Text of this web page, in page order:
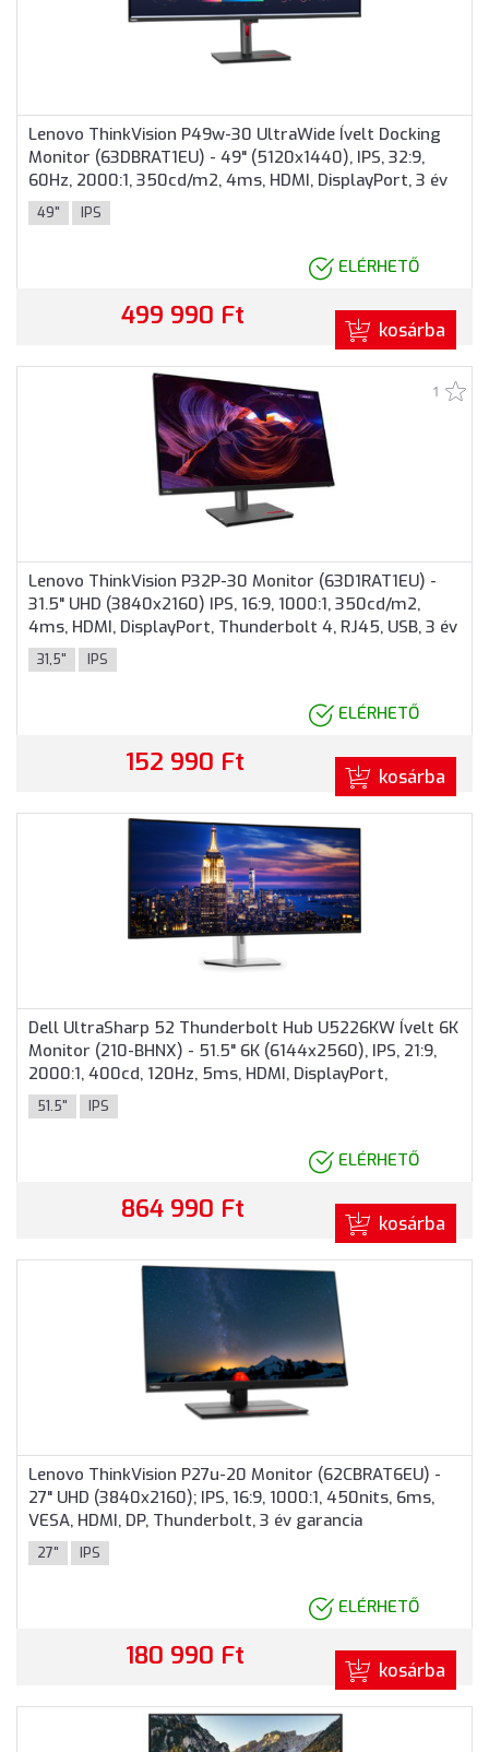
Lenovo ThinkVision P49w-30 UltraWide Ívelt Docking
Monitor (63DBRAT1EU) - 49" (5120x1440), IPS, 32:9,
60Hz, 2000:1, 350cd/m2, 4ms, HDMI, DisplayPort, 3 év
garancia, Fekete színben
49" IPS
ELÉRHETŐ
499 990 Ft kosárba
1
Lenovo ThinkVision P32P-30 Monitor (63D1RAT1EU) -
31.5" UHD (3840x2160) IPS, 16:9, 1000:1, 350cd/m2,
4ms, HDMI, DisplayPort, Thunderbolt 4, RJ45, USB, 3 év
garancia, Fekete színben
31,5" IPS
ELÉRHETŐ
152 990 Ft kosárba
Dell UltraSharp 52 Thunderbolt Hub U5226KW Ívelt 6K
Monitor (210-BHNX) - 51.5" 6K (6144x2560), IPS, 21:9,
2000:1, 400cd, 120Hz, 5ms, HDMI, DisplayPort,
Thunderbolt 4, USB, 3 év garancia, Ezüst színben
51.5" IPS
ELÉRHETŐ
864 990 Ft kosárba
Lenovo ThinkVision P27u-20 Monitor (62CBRAT6EU) -
27" UHD (3840x2160); IPS, 16:9, 1000:1, 450nits, 6ms,
VESA, HDMI, DP, Thunderbolt, 3 év garancia
27" IPS
ELÉRHETŐ
180 990 Ft kosárba